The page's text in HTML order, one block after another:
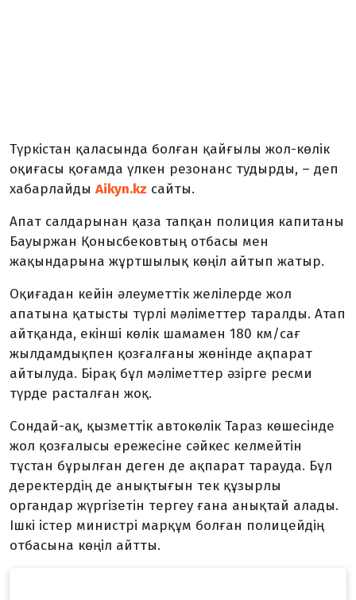
Түркістан қаласында болған қайғылы жол-көлік
оқиғасы қоғамда үлкен резонанс тудырды, – деп
хабарлайды Aikyn.kz сайты.
Апат салдарынан қаза тапқан полиция капитаны
Бауыржан Қонысбековтың отбасы мен
жақындарына жұртшылық көңіл айтып жатыр.
Оқиғадан кейін әлеуметтік желілерде жол
апатына қатысты түрлі мәліметтер таралды. Атап
айтқанда, екінші көлік шамамен 180 км/сағ
жылдамдықпен қозғалғаны жөнінде ақпарат
айтылуда. Бірақ бұл мәліметтер әзірге ресми
түрде расталған жоқ.
Сондай-ақ, қызметтік автокөлік Тараз көшесінде
жол қозғалысы ережесіне сәйкес келмейтін
тұстан бұрылған деген де ақпарат тарауда. Бұл
деректердің де анықтығын тек құзырлы
органдар жүргізетін тергеу ғана анықтай алады.
Ішкі істер министрі марқұм болған полицейдің
отбасына көңіл айтты.